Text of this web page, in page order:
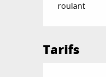
roulant
Tarifs